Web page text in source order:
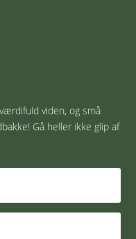
viden, og små
Gå heller ikke glip af